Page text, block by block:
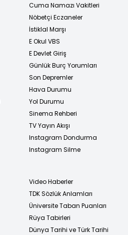
Cuma Namazı Vakitleri
Nöbetçi Eczaneler
İstiklal Marşı
E Okul VBS
E Devlet Giriş
Günlük Burç Yorumları
Son Depremler
Hava Durumu
Yol Durumu
Sinema Rehberi
TV Yayın Akışı
Instagram Dondurma
Instagram Silme
Video Haberler
TDK Sözlük Anlamları
Üniversite Taban Puanları
Rüya Tabirleri
Dünya Tarihi ve Türk Tarihi